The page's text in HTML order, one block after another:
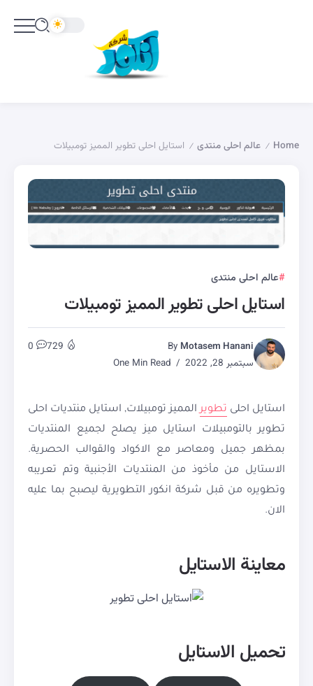
Home
/ عالم احلى منتدى / استايل احلى تطوير المميز تومبيلات
عالم احلى منتدى
استايل احلى تطوير المميز تومبيلات
By Motasem Hanani
سبتمبر 28, 2022
729
0
استايل احلى تطوير المميز تومبيلات, استايل منتديات احلى
تطوير بالتومبيلات استايل ميز يصلح لجميع المنتديات
بمظهر جميل ومعاصر مع الاكواد والقوالب الحصرية.
الاستايل من مأخوذ من المنتديات الأجنبية وتم تعريبه
وتطويره من قبل شركة انكور التطويرية ليصبح بما عليه
الان.
معاينة الاستايل
تحميل الاستايل